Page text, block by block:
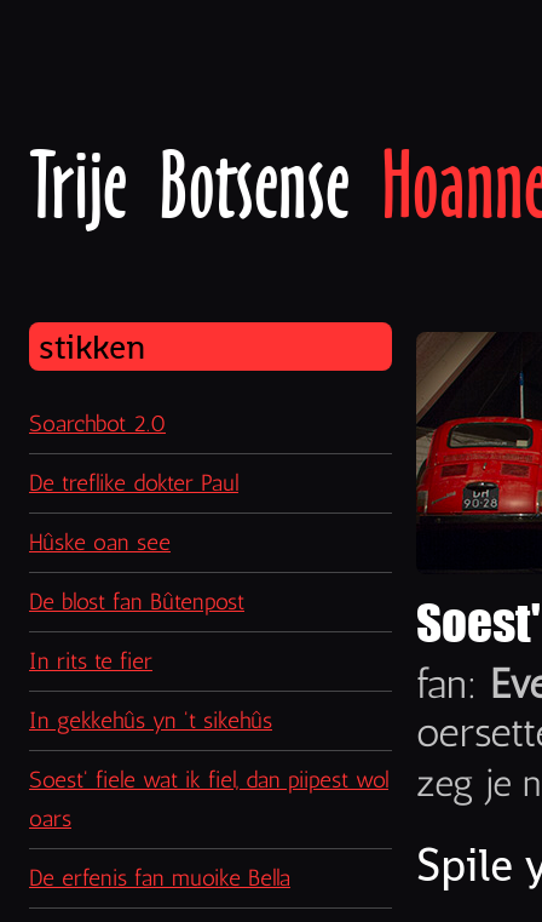
Trije Botsense
stikken
Soarchbot 2.0
De treflike dokter Paul
Hûske oan see
De blost fan Bûtenpost
In rits te fier
In gekkehûs yn 't sikehûs
Soest' fiele wat ik fiel, dan piipest wol
oars
De erfenis fan muoike Bella
fan:
zeg je
Spile